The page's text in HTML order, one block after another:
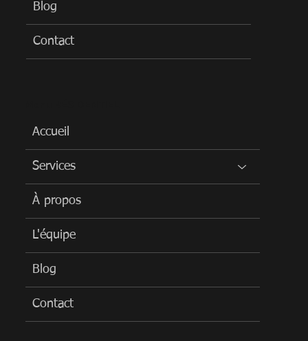
Blog
Contact
Accueil
Services
À propos
L'équipe
Blog
Contact